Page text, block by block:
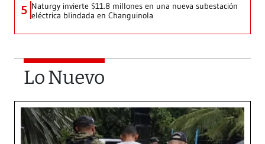
5 Naturgy invierte $11.8 millones en una nueva subestación
eléctrica blindada en Changuinola
Lo Nuevo